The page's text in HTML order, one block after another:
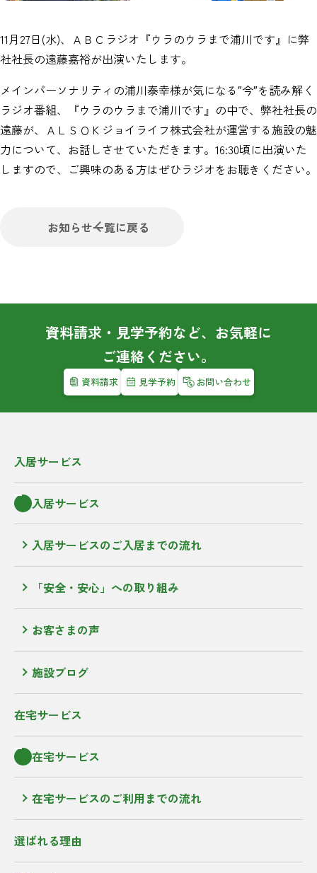
11月27日(水)、ＡＢＣラジオ『ウラのウラまで浦川です』に弊
社社長の遠藤嘉裕が出演いたします。
メインパーソナリティの浦川泰幸様が気になる″今″を読み解く
ラジオ番組、『ウラのウラまで浦川です』の中で、弊社社長の
遠藤が、ＡＬＳＯＫジョイライフ株式会社が運営する施設の魅
力について、お話しさせていただきます。16:30頃に出演いた
しますので、ご興味のある方はぜひラジオをお聴きください。
お知らせ一覧に戻る
資料請求・見学予約など、お気軽に
ご連絡ください。
資料請求 見学予約 お問い合わせ
入居サービス
入居サービス
入居サービスのご入居までの流れ
「安全・安心」への取り組み
お客さまの声
施設ブログ
在宅サービス
在宅サービス
在宅サービスのご利用までの流れ
選ばれる理由